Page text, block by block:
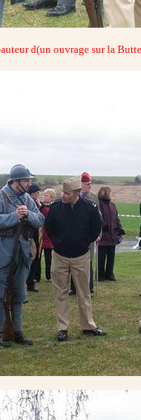
d(un ouvrage sur la